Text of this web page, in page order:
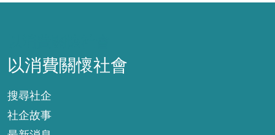
以消費關懷社會
搜尋社企
社企故事